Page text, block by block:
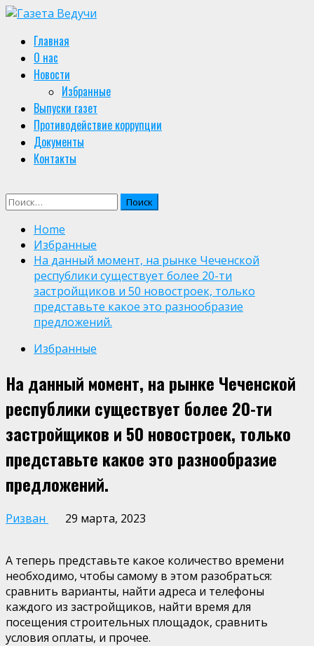
Skip
content
Primary
Menu
Главная
О нас
Новости
Избранные
Выпуски газет
Противодействие коррупции
Документы
Контакты
Найти:
Home
Избранные
На данный момент, на рынке Чеченской
республики существует более 20-ти
застройщиков и 50 новостроек, только
представьте какое это разнообразие
предложений.
Избранные
На данный момент, на рынке Чеченской
республики существует более 20-ти
застройщиков и 50 новостроек, только
представьте какое это разнообразие
предложений.
Ризван 29 марта, 2023
А теперь представьте какое количество времени
необходимо, чтобы самому в этом разобраться:
сравнить варианты, найти адреса и телефоны
каждого из застройщиков, найти время для
посещения строительных площадок, сравнить
условия оплаты, и прочее.